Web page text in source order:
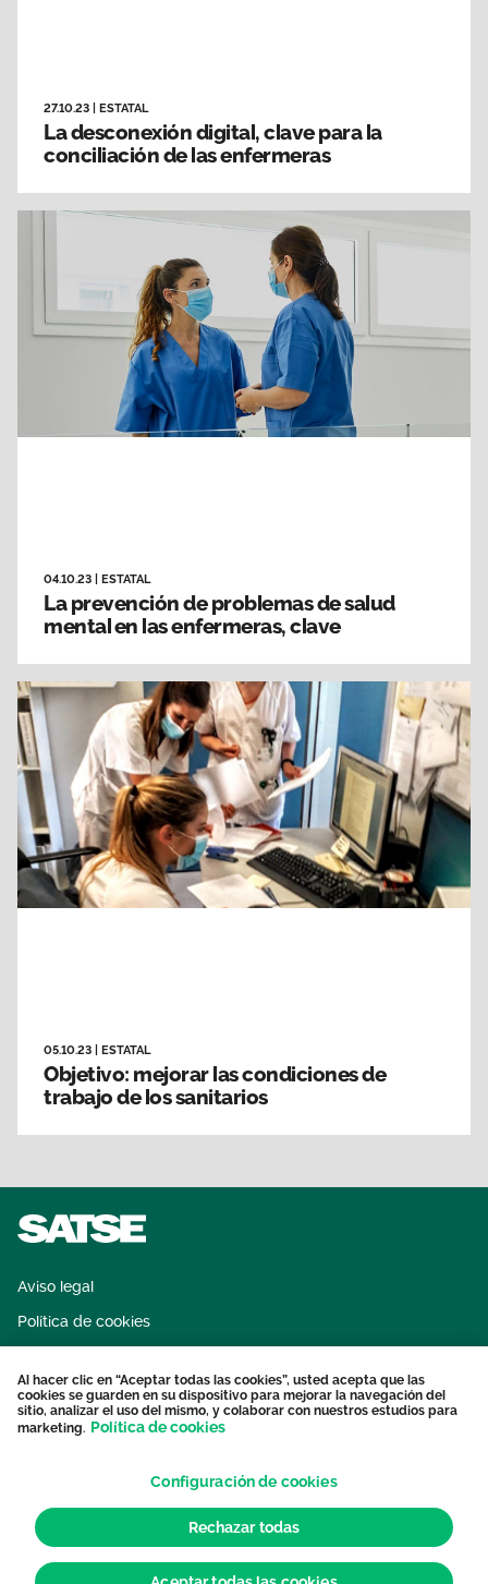
27.10.23 ESTATAL
La desconexión digital, clave para la
conciliación de las enfermeras
04.10.23 ESTATAL
La prevención de problemas de salud
mental en las enfermeras, clave
05.10.23 ESTATAL
Objetivo: mejorar las condiciones de
trabajo de los sanitarios
Aviso legal
Política de cookies
Protección datos personales
Contacto
Al hacer clic en “Aceptar todas las cookies”, usted acepta que las
cookies se guarden en su dispositivo para mejorar la navegación del
sitio, analizar el uso del mismo, y colaborar con nuestros estudios para
marketing. Política de cookies
Configuración de cookies
Rechazar todas